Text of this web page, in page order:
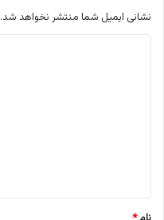
نشانی ایمیل شما منتشر نخواهد شد.